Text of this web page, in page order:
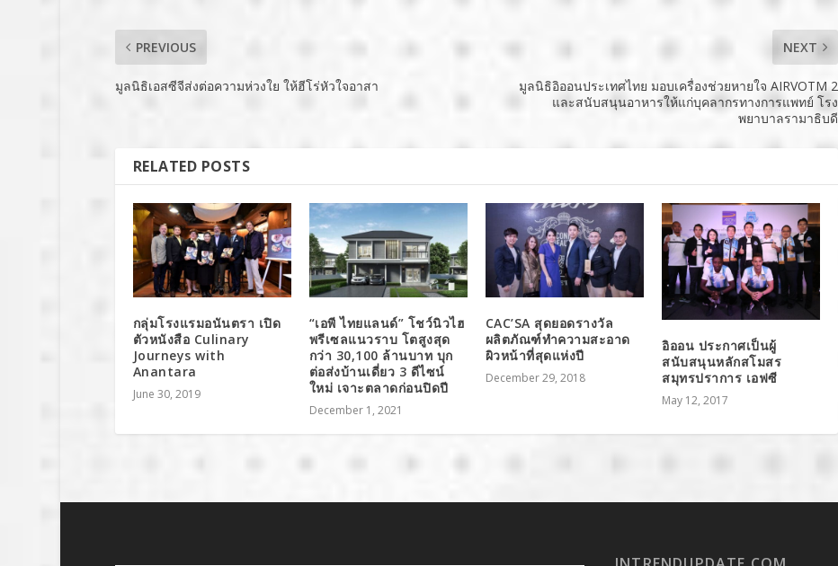
PREVIOUS
มูลนิธิเอสซีจีส่งต่อความห่วงใย ให้ฮีโร่หัวใจอาสา
NEXT
มูลนิธิอิออนประเทศไทย มอบเครื่องช่วยหายใจ AIRVOTM 2
และสนับสนุนอาหารให้แก่บุคลากรทางการแพทย์ โรง
พยาบาลรามาธิบดี
RELATED POSTS
กลุ่มโรงแรมอนันตรา เปิด
ตัวหนังสือ Culinary
Journeys with
Anantara
June 30, 2019
“เอพี ไทยแลนด์” โชว์นิวไฮ
พรีเซลแนวราบ โตสูงสุด
กว่า 30,100 ล้านบาท บุก
ต่อส่งบ้านเดี่ยว 3 ดีไซน์
ใหม่ เจาะตลาดก่อนปิดปี
December 1, 2021
CAC’SA สุดยอดรางวัล
ผลิตภัณฑ์ทำความสะอาด
ผิวหน้าที่สุดแห่งปี
December 29, 2018
อิออน ประกาศเป็นผู้
สนับสนุนหลักสโมสร
สมุทรปราการ เอฟซี
May 12, 2017